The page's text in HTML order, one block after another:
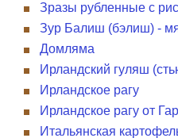
Зразы рубленные с
Зур Балиш (бэлиш) -
Домляма
Ирландский гуляш
Ирландское рагу
Ирландское рагу от
Итальянская